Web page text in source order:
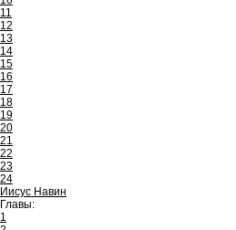
11
12
13
14
15
16
17
18
19
20
21
22
23
24
Иисус Навин
Главы:
1